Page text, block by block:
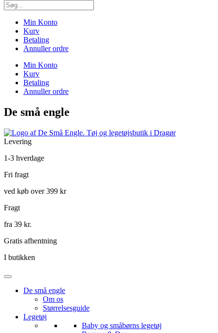
Min Konto
Kurv
Betaling
Annuller ordre
Min Konto
Kurv
Betaling
Annuller ordre
De små engle
Levering
1-3 hverdage
Fri fragt
ved køb over 399 kr
Fragt
fra 39 kr.
Gratis afhentning
I butikken
De små engle
Om os
Størrelsesguide
Legetøj
Baby og småbørns legetøj